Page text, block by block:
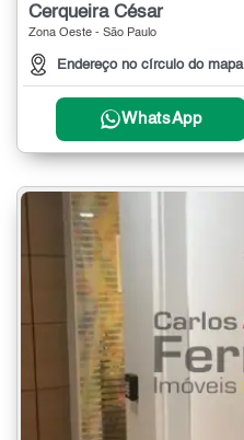
Cerqueira César
Zona Oeste - São Paulo
Endereço no círculo do mapa
WhatsApp